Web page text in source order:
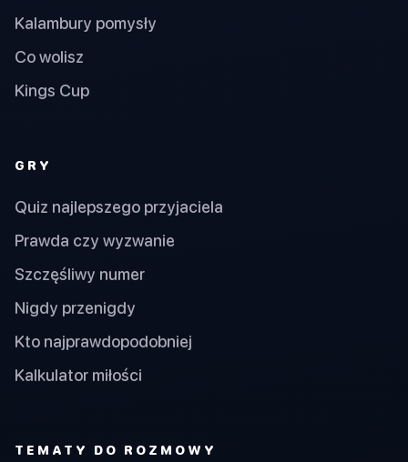
Kalambury pomysły
Co wolisz
Kings Cup
GRY
Quiz najlepszego przyjaciela
Prawda czy wyzwanie
Szczęśliwy numer
Nigdy przenigdy
Kto najprawdopodobniej
Kalkulator miłości
TEMATY DO ROZMOWY